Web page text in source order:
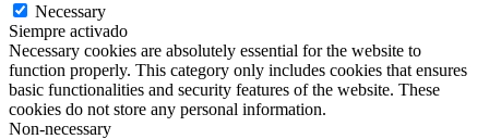
Necessary
Siempre activado
Necessary cookies are absolutely essential for the website to
function properly. This category only includes cookies that ensures
basic functionalities and security features of the website. These
cookies do not store any personal information.
Non-necessary